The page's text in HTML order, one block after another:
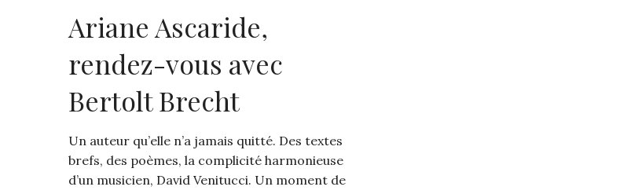
Ariane Ascaride,
rendez-vous avec
Bertolt Brecht
Un auteur qu’elle n’a jamais quitté. Des textes
brefs, des poèmes, la complicité harmonieuse
d’un musicien, David Venitucci. Un moment de